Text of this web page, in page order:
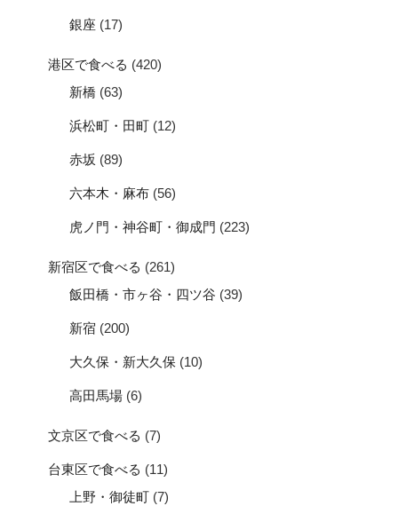
銀座 (17)
港区で食べる (420)
新橋 (63)
浜松町・田町 (12)
赤坂 (89)
六本木・麻布 (56)
虎ノ門・神谷町・御成門 (223)
新宿区で食べる (261)
飯田橋・市ヶ谷・四ツ谷 (39)
新宿 (200)
大久保・新大久保 (10)
高田馬場 (6)
文京区で食べる (7)
台東区で食べる (11)
上野・御徒町 (7)